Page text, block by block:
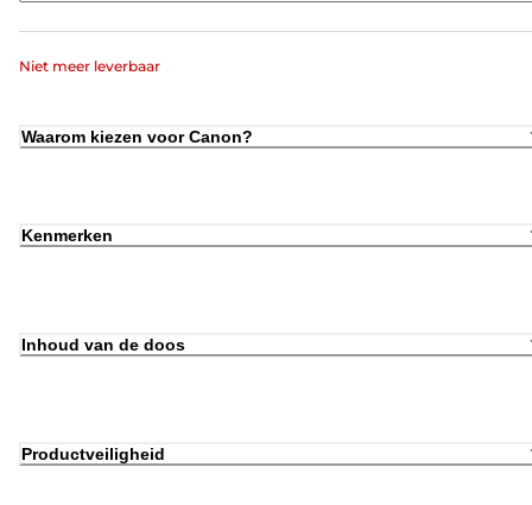
Niet meer leverbaar
Waarom kiezen voor Canon?
Kenmerken
Inhoud van de doos
Productveiligheid